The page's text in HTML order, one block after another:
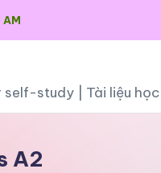
self-study | Tài liệu
A2